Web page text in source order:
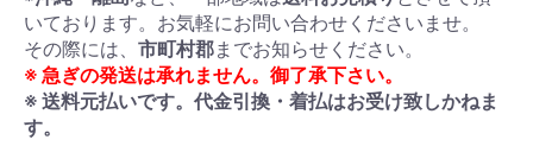
いております。お気軽にお問い合わせくださいませ。
その際には、 市町村郡までお知らせください。
※ 急ぎの発送は承れません。御了承下さい。
※ 送料元払いです。代金引換・着払はお受け致しかねま
す。